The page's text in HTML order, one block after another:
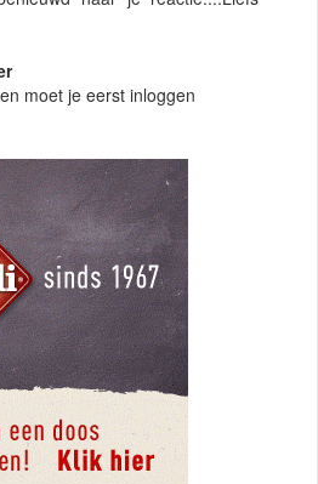
moet je eerst inloggen